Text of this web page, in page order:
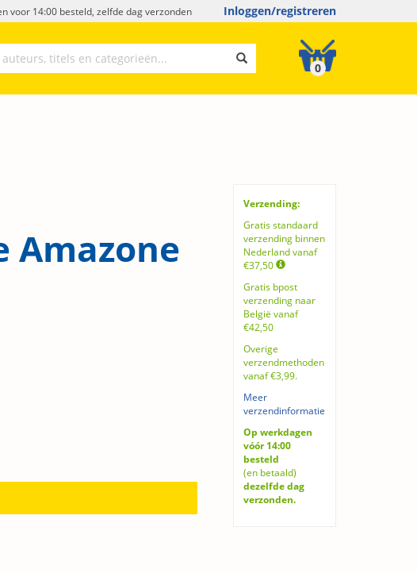
voor 14:00 besteld, zelfde dag verzonden Inloggen/registreren
0
Verzending:
Gratis standaard
verzending binnen
Nederland vanaf
€37,50
Gratis bpost
verzending naar
België vanaf
€42,50
Overige
verzendmethoden
vanaf €3,99.
Meer
verzendinformatie
Op werkdagen
vóór 14:00
besteld
(en betaald)
dezelfde dag
verzonden.
Amazone